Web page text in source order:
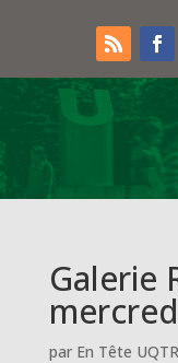
Galerie
par En Tête UQTR